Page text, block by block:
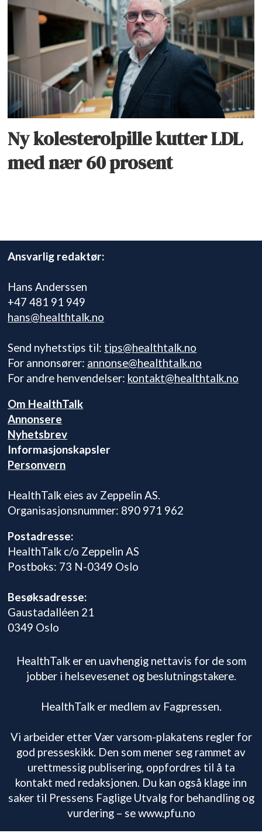
Ny kolesterolpille kutter LDL
med nær 60 prosent
Ansvarlig redaktør:
Hans Anderssen
+47 481 91 949
hans@healthtalk.no
Send nyhetstips til: tips@healthtalk.no
For annonsører: annonse@healthtalk.no
For andre henvendelser: kontakt@healthtalk.no
Om HealthTalk
Annonsere
Nyhetsbrev
Informasjonskapsler
Personvern
HealthTalk eies av Zeppelin AS.
Organisasjonsnummer: 890 971 962
Postadresse:
HealthTalk c/o Zeppelin AS
Postboks: 73 N-0349 Oslo
Besøksadresse:
Gaustadalléen 21
0349 Oslo
HealthTalk er en uavhengig nettavis for de som
jobber i helsevesenet og beslutningstakere.
HealthTalk er medlem av Fagpressen.
Vi arbeider etter Vær varsom-plakatens regler for
god presseskikk. Den som mener seg rammet av
urettmessig publisering, oppfordres til å ta
kontakt med redaksjonen. Du kan også klage inn
saker til Pressens Faglige Utvalg for behandling og
vurdering – se www.pfu.no